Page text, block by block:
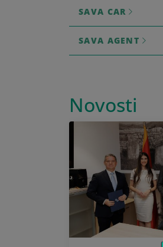
SAVA CAR
SAVA AGENT
Novosti